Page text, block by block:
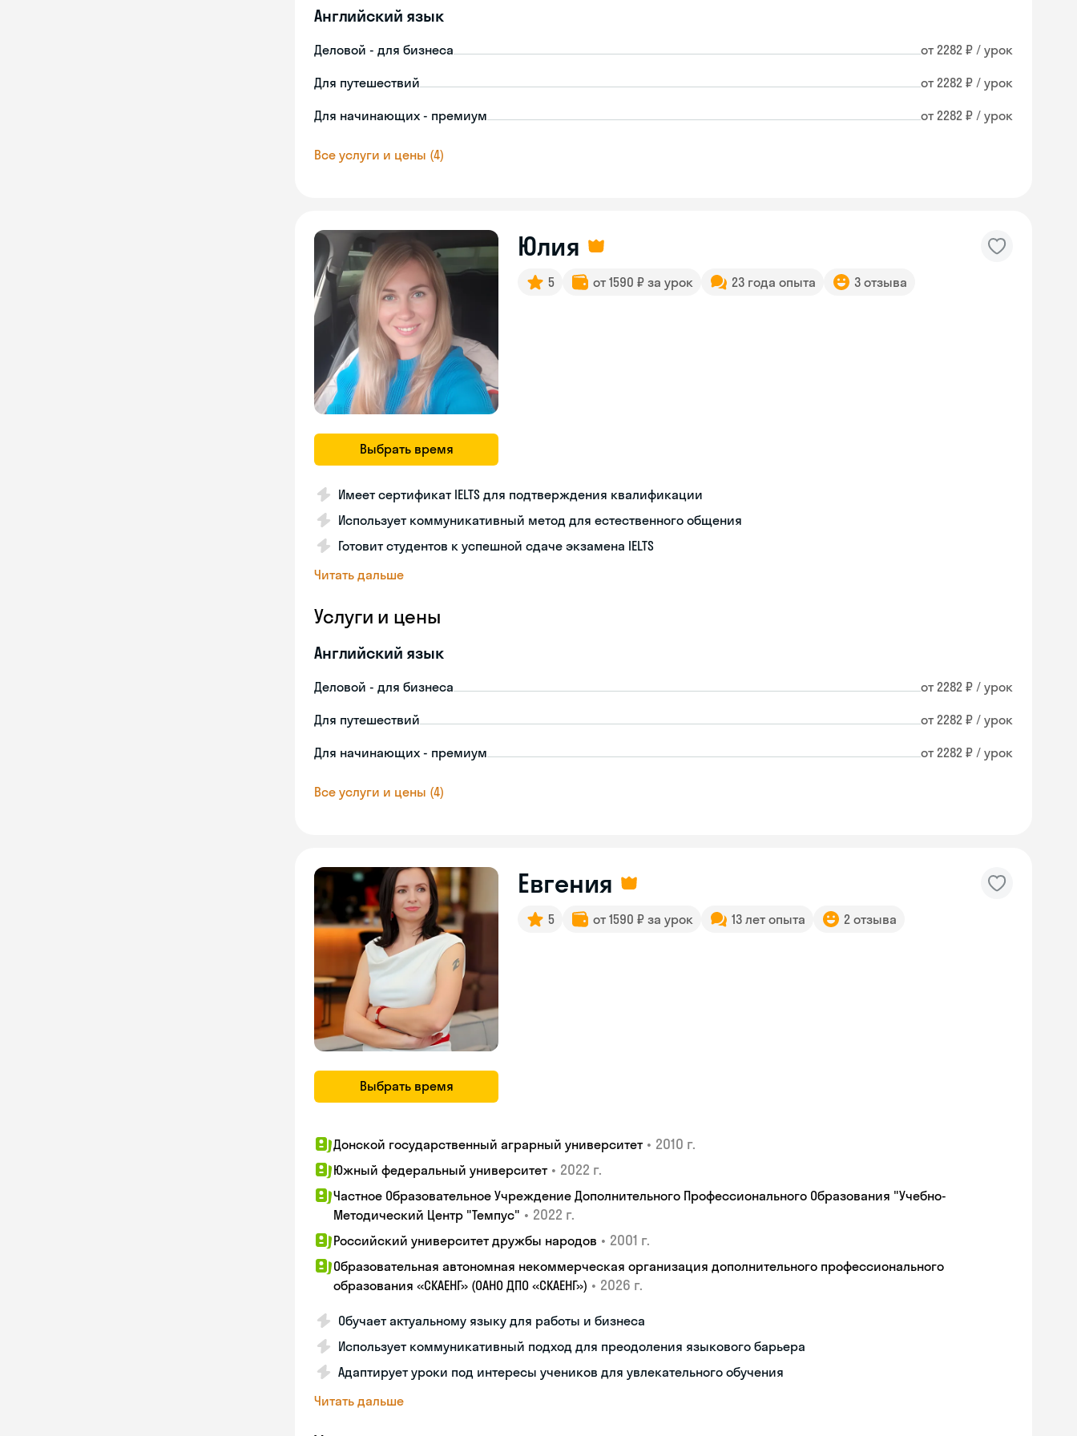
Английский язык
Деловой - для бизнеса от 2282 ₽ / урок
Для путешествий от 2282 ₽ / урок
Для начинающих - премиум от 2282 ₽ / урок
Все услуги и цены (4)
Выбрать время
Юлия
5 от 1590 ₽ за урок 23 года опыта 3 отзыва
Имеет сертификат IELTS для подтверждения квалификации
Использует коммуникативный метод для естественного общения
Готовит студентов к успешной сдаче экзамена IELTS
Читать дальше
Услуги и цены
Английский язык
Деловой - для бизнеса от 2282 ₽ / урок
Для путешествий от 2282 ₽ / урок
Для начинающих - премиум от 2282 ₽ / урок
Все услуги и цены (4)
Выбрать время
Евгения
5 от 1590 ₽ за урок 13 лет опыта 2 отзыва
Донской государственный аграрный университет • 2010 г.
Южный федеральный университет • 2022 г.
Частное Образовательное Учреждение Дополнительного Профессионального Образования "Учебно-
Методический Центр "Темпус" • 2022 г.
Российский университет дружбы народов • 2001 г.
Образовательная автономная некоммерческая организация дополнительного профессионального
образования «СКАЕНГ» (ОАНО ДПО «СКАЕНГ») • 2026 г.
Обучает актуальному языку для работы и бизнеса
Использует коммуникативный подход для преодоления языкового барьера
Адаптирует уроки под интересы учеников для увлекательного обучения
Читать дальше